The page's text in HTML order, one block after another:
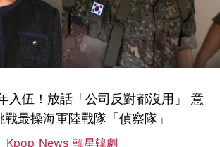
入伍！放話「公司反對都沒用」 意
最操海軍陸戰隊「偵察隊」
Kpop News 韓星韓劇